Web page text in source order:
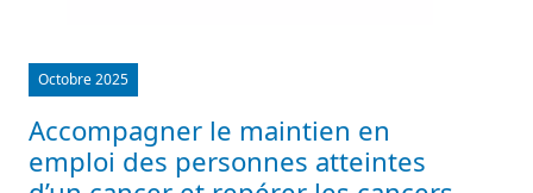
Octobre 2025
Accompagner le maintien en
emploi des personnes atteintes